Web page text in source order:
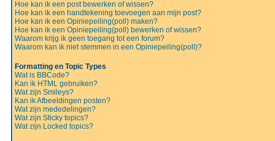
Hoe kan ik een post bewerken of wissen?
Hoe kan ik een handtekening toevoegen aan mijn post?
Hoe kan ik een Opiniepeiling(poll) maken?
Hoe kan ik een Opiniepeiling(poll) bewerken of wissen?
Waarom krijg ik geen toegang tot een forum?
Waarom kan ik niet stemmen in een Opiniepeiling(poll)?
Formatting en Topic Types
Wat is BBCode?
Kan ik HTML gebruiken?
Wat zijn Smileys?
Kan ik Afbeeldingen posten?
Wat zijn mededelingen?
Wat zijn Sticky topics?
Wat zijn Locked topics?